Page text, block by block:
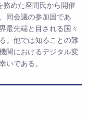
めた座間氏から開催
同会議の参加国であ
最先端と目される国々
。他では知ることの難
関におけるデジタル変
いである。